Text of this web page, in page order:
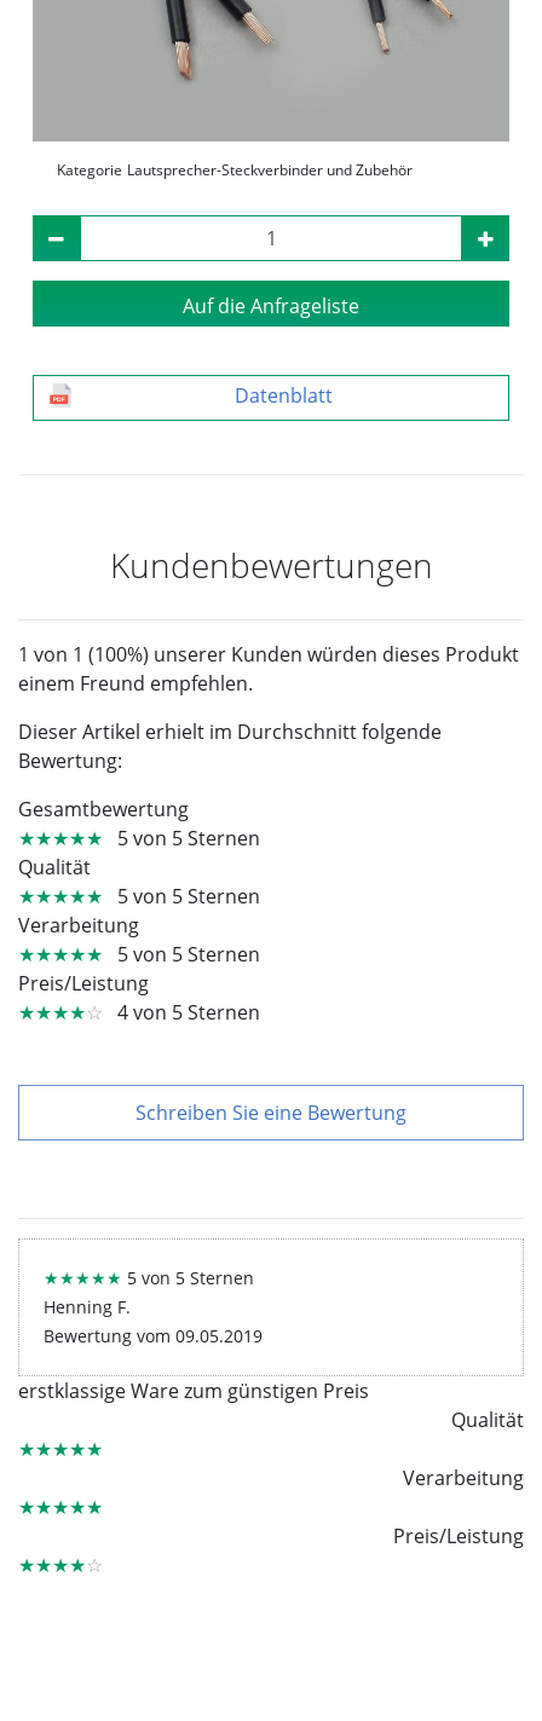
Kategorie Lautsprecher-Steckverbinder und Zubehör
Auf die Anfrageliste
Datenblatt
Kundenbewertungen
1 von 1 (100%) unserer Kunden würden dieses Produkt
einem Freund empfehlen.
Dieser Artikel erhielt im Durchschnitt folgende
Bewertung:
Gesamtbewertung
★★★★★ 5 von 5 Sternen
Qualität
★★★★★ 5 von 5 Sternen
Verarbeitung
★★★★★ 5 von 5 Sternen
Preis/Leistung
★★★★☆ 4 von 5 Sternen
Schreiben Sie eine Bewertung
★★★★★ 5 von 5 Sternen
Henning F.
Bewertung vom 09.05.2019
erstklassige Ware zum günstigen Preis
Qualität
★★★★★
Verarbeitung
★★★★★
Preis/Leistung
★★★★☆